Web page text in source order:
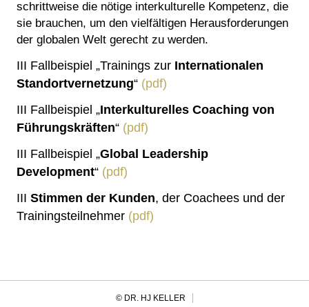
schrittweise die nötige interkulturelle Kompetenz, die
sie brauchen, um den vielfältigen Herausforderungen
der globalen Welt gerecht zu werden.
III Fallbeispiel „Trainings zur Internationalen
Standortvernetzung“ (pdf)
III Fallbeispiel „Interkulturelles Coaching von
Führungskräften“ (pdf)
III Fallbeispiel „Global Leadership
Development“ (pdf)
IIIStimmen der Kunden, der Coachees und der
Trainingsteilnehmer (pdf)
© DR. HJ KELLER